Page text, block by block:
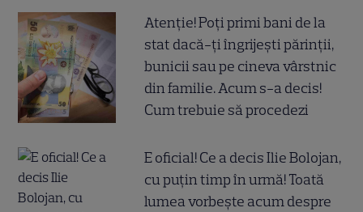
Atenție! Poți primi bani de la
stat dacă-ți îngrijești părinții,
bunicii sau pe cineva vârstnic
din familie. Acum s-a decis!
Cum trebuie să procedezi
E oficial! Ce a decis Ilie Bolojan,
cu puțin timp în urmă! Toată
lumea vorbește acum despre